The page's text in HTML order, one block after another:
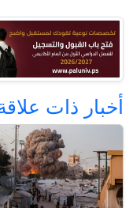
أخبار ذات